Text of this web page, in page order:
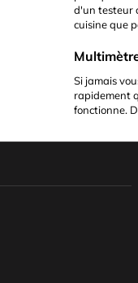
d'un testeur
cuisine que
Si jamais
rapidement
fonctionne.